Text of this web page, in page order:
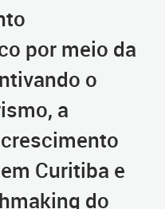
por meio da
o
a
Curitiba e
do